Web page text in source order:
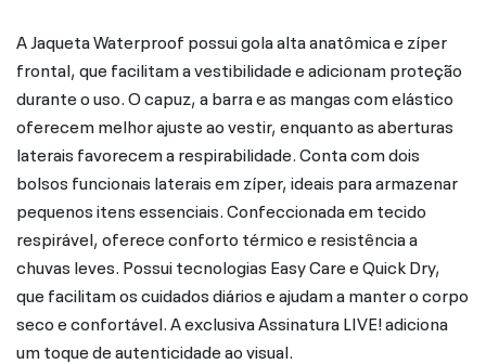
A Jaqueta Waterproof possui gola alta anatômica e zíper
frontal, que facilitam a vestibilidade e adicionam proteção
durante o uso. O capuz, a barra e as mangas com elástico
oferecem melhor ajuste ao vestir, enquanto as aberturas
laterais favorecem a respirabilidade. Conta com dois
bolsos funcionais laterais em zíper, ideais para armazenar
pequenos itens essenciais. Confeccionada em tecido
respirável, oferece conforto térmico e resistência a
chuvas leves. Possui tecnologias Easy Care e Quick Dry,
que facilitam os cuidados diários e ajudam a manter o corpo
seco e confortável. A exclusiva Assinatura LIVE! adiciona
um toque de autenticidade ao visual.